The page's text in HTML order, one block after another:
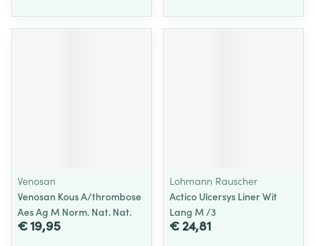
Venosan
Venosan Kous A/thrombose
Aes Ag M Norm. Nat. Nat.
€ 19,95
Lohmann Rauscher
Actico Ulcersys Liner Wit
Lang M /3
€ 24,81